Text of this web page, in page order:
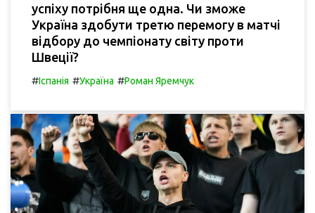
успіху потрібня ще одна. Чи зможе
Україна здобути третю перемогу в матчі
відбору до чемпіонату світу проти
Швеції?
#Іспанія #Україна #Роман Яремчук